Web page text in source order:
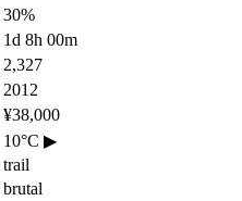
30%
1d 8h 00m
2,327
2012
¥38,000
10°C ▶
trail
brutal